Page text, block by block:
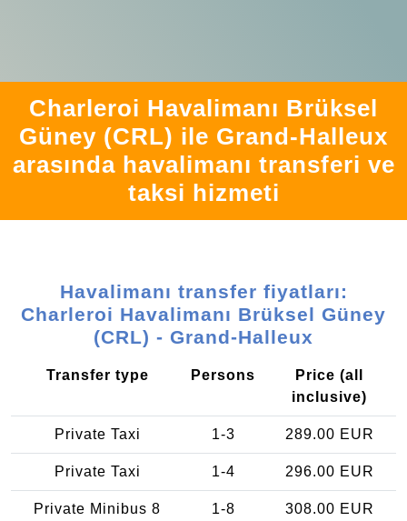
Charleroi Havalimanı Brüksel
Güney (CRL) ile Grand-Halleux
arasında havalimanı transferi ve
taksi hizmeti
Havalimanı transfer fiyatları:
Charleroi Havalimanı Brüksel Güney
(CRL) - Grand-Halleux
Transfer type Persons
Price (all
inclusive)
Private Taxi 1-3 289.00 EUR
Private Taxi 1-4 296.00 EUR
Private Minibus 8
1-8 308.00 EUR